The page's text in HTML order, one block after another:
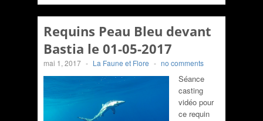
Requins Peau Bleu devant
Bastia le 01-05-2017
mai 1, 2017 - La Faune et Flore - no comments
Séance
casting
vidéo pour
ce requin